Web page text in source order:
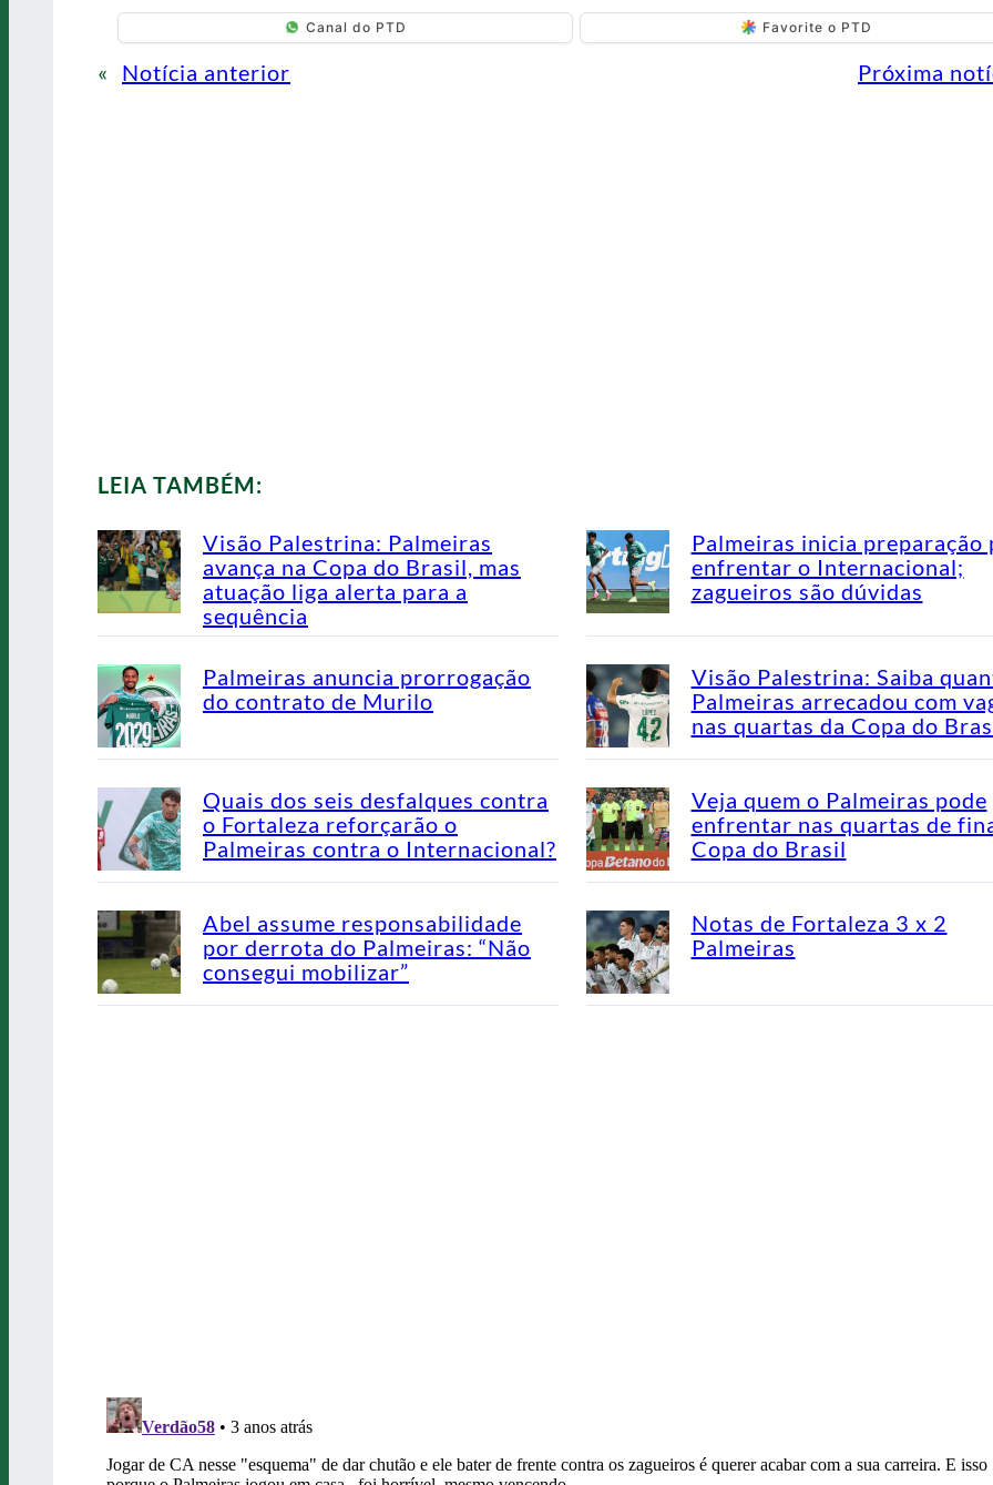
Canal do PTD Favorite o PTD
« Notícia anterior Próxima
LEIA TAMBÉM:
Visão Palestrina: Palmeiras
avança na Copa do Brasil, mas
atuação liga alerta para a
sequência
Palmeiras inicia preparação
enfrentar o Internacional;
zagueiros são dúvidas
Palmeiras anuncia prorrogação
do contrato de Murilo
Visão Palestrina: Saiba
Palmeiras arrecadou com
nas quartas da Copa do
Quais dos seis desfalques contra
o Fortaleza reforçarão o
Palmeiras contra o Internacional?
Veja quem o Palmeiras pode
enfrentar nas quartas de
Copa do Brasil
Abel assume responsabilidade
por derrota do Palmeiras: “Não
consegui mobilizar”
Notas de Fortaleza 3 x 2
Palmeiras